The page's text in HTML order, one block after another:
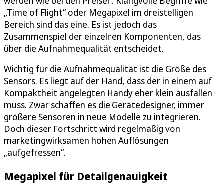
„Time of Flight“ oder Megapixel im dreistelligen
Bereich sind das eine. Es ist jedoch das
Zusammenspiel der einzelnen Komponenten, das
über die Aufnahmequalität entscheidet.
Wichtig für die Aufnahmequalität ist die Größe des
Sensors. Es liegt auf der Hand, dass der in einem auf
Kompaktheit angelegten Handy eher klein ausfallen
muss. Zwar schaffen es die Gerätedesigner, immer
größere Sensoren in neue Modelle zu integrieren.
Doch dieser Fortschritt wird regelmäßig von
marketingwirksamen hohen Auflösungen
„aufgefressen“.
Megapixel für Detailgenauigkeit